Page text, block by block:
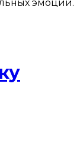
эмоций.